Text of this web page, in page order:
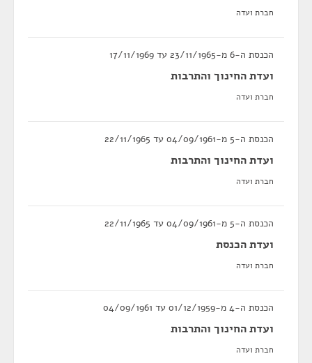
חברת ועדה
הכנסת ה-6 מ-23/11/1965 עד 17/11/1969
ועדת החינוך והתרבות
חברת ועדה
הכנסת ה-5 מ-04/09/1961 עד 22/11/1965
ועדת החינוך והתרבות
חברת ועדה
הכנסת ה-5 מ-04/09/1961 עד 22/11/1965
ועדת הכנסת
חברת ועדה
הכנסת ה-4 מ-01/12/1959 עד 04/09/1961
ועדת החינוך והתרבות
חברת ועדה